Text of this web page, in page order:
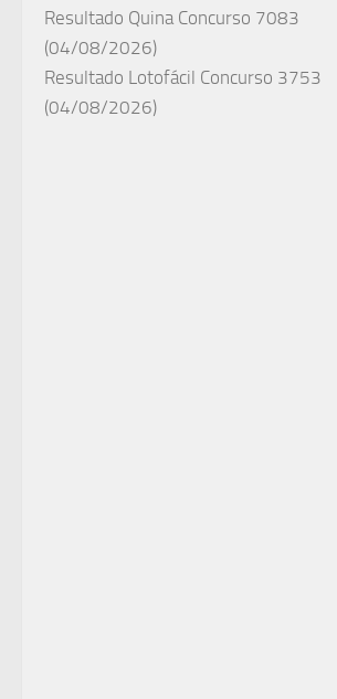
Resultado Quina Concurso 7083
(04/08/2026)
Resultado Lotofácil Concurso 3753
(04/08/2026)